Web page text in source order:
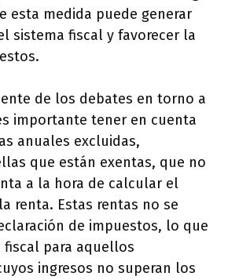
esta medida puede generar
sistema fiscal y favorecer la
de los debates en torno a
importante tener en cuenta
anuales excluidas,
que están exentas, que no
a la hora de calcular el
renta. Estas rentas no se
de impuestos, lo que
para aquellos
ingresos no superan los